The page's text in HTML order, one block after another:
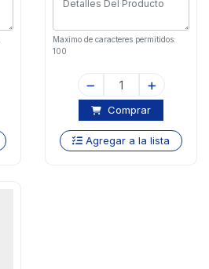
Maximo de caracteres permitidos:
100
Comprar
Agregar a la lista